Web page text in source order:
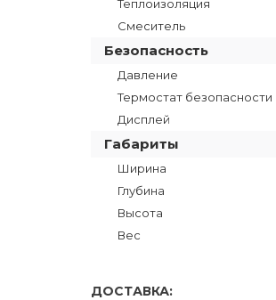
Теплоизоляция
Смеситель
Безопасность
Давление
Термостат безопасности
Дисплей
Габариты
Ширина
Глубина
Высота
Вес
ДОСТАВКА: